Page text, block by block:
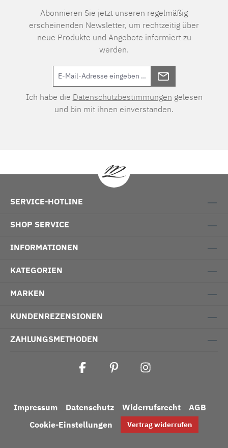
Abonnieren Sie jetzt unseren regelmäßig
erscheinenden Newsletter, um rechtzeitig über
neue Produkte und Angebote informiert zu
werden.
Ich habe die Datenschutzbestimmungen gelesen
und bin mit ihnen einverstanden.
SERVICE-HOTLINE
SHOP SERVICE
INFORMATIONEN
KATEGORIEN
MARKEN
KUNDENREZENSIONEN
ZAHLUNGSMETHODEN
Impressum Datenschutz Widerrufsrecht
AGB
Cookie-Einstellungen
Vertrag widerrufen